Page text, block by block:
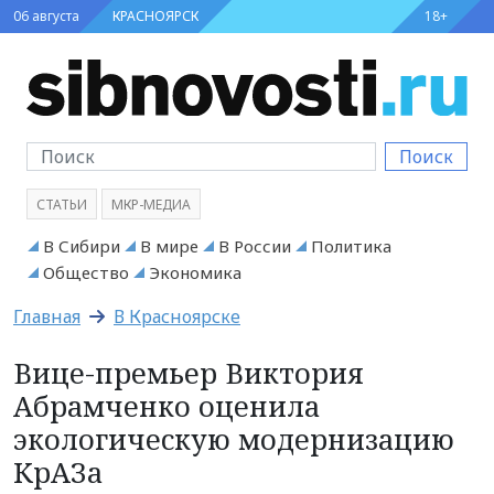
06 августа КРАСНОЯРСК 18+
Поиск
СТАТЬИ МКР-МЕДИА
В Сибири В мире В России
Политика
Общество
Экономика
Главная В Красноярске
Вице-премьер Виктория
Абрамченко оценила
экологическую модернизацию
КрАЗа